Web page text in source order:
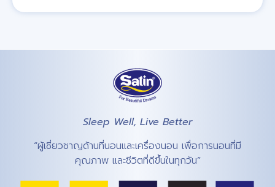
Sleep Well, Live Better
“ผู้เชี่ยวชาญด้านที่นอนและเครื่องนอน เพื่อการนอนที่มี
คุณภาพ และชีวิตที่ดีขึ้นในทุกวัน”